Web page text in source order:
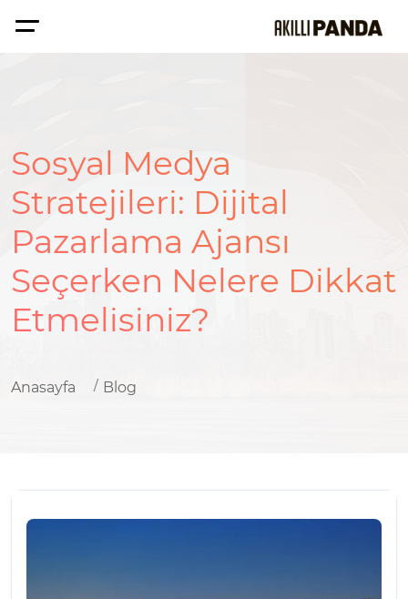
Sosyal Medya
Stratejileri: Dijital
Pazarlama Ajansı
Seçerken Nelere Dikkat
Etmelisiniz?
Anasayfa Blog